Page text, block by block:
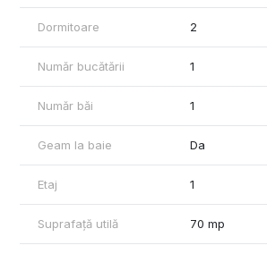
Dacă îți dorești un loc liniștit, ferit de
de tot ce ai nevoie, merită să îl vezi.
Dormitoare 2
Număr bucătării 1
Număr băi 1
Geam la baie Da
Etaj 1
Suprafață utilă 70 mp